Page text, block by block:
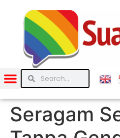
Seragam